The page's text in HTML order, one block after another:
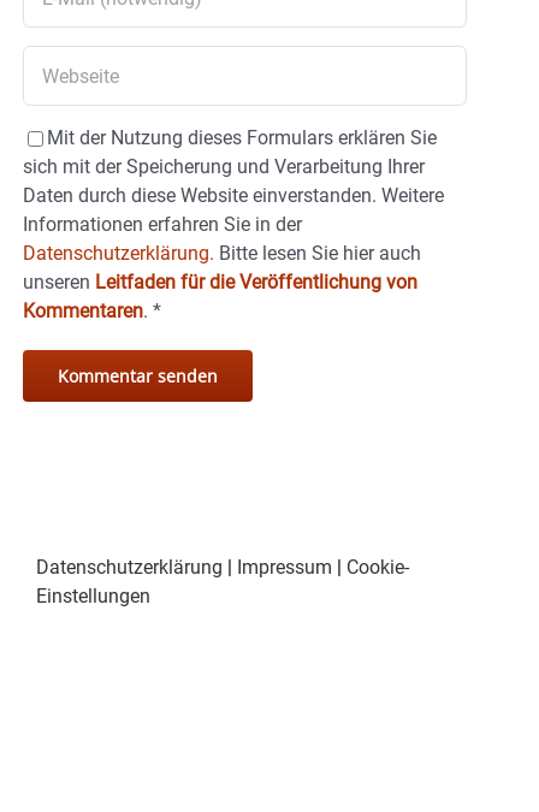
Mit der Nutzung dieses Formulars erklären Sie
sich mit der Speicherung und Verarbeitung Ihrer
Daten durch diese Website einverstanden. Weitere
Informationen erfahren Sie in der
Datenschutzerklärung. Bitte lesen Sie hier auch
unseren Leitfaden für die Veröffentlichung von
Kommentaren. *
Datenschutzerklärung | Impressum | Cookie-
Einstellungen